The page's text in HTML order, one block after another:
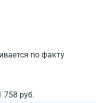
по факту
758 руб.